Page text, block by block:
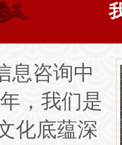
我查了一下贵公司，是2009年
有些怀疑贵公司，现在起得名
开始选择的最便宜的一款398的
我就升级请郑老师亲自来帮
弟还是要全面一些，不愧为
息咨询中
，我们是
化底蕴深